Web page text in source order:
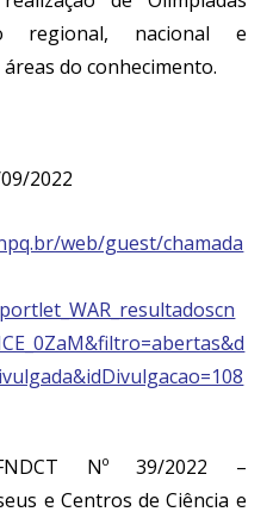
regional, nacional e
do conhecimento.
2022
web/guest/chamada
FNDCT Nº 39/2022 –
e Centros de Ciência e